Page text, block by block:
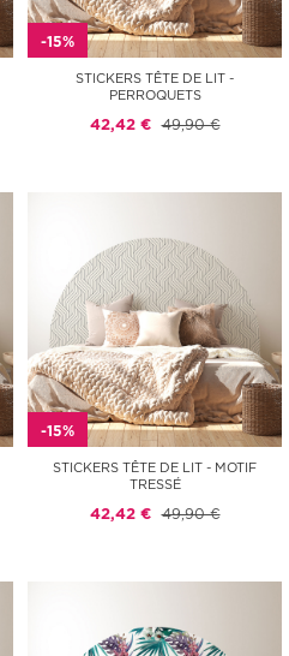
-15%
STICKERS TÊTE DE LIT -
PERROQUETS
42,42 € 49,90 €
-15%
STICKERS TÊTE DE LIT - MOTIF
TRESSÉ
42,42 € 49,90 €